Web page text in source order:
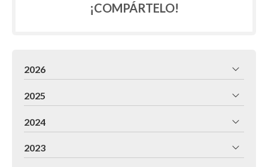
¡COMPÁRTELO!
2026
2025
2024
2023